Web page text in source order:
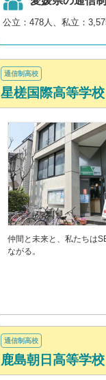
公立：478人、私立：
通信制高校
星槎国際高等学
仲間と未来と、私たちは
ながる。
通信制高校
鹿島朝日高等学校